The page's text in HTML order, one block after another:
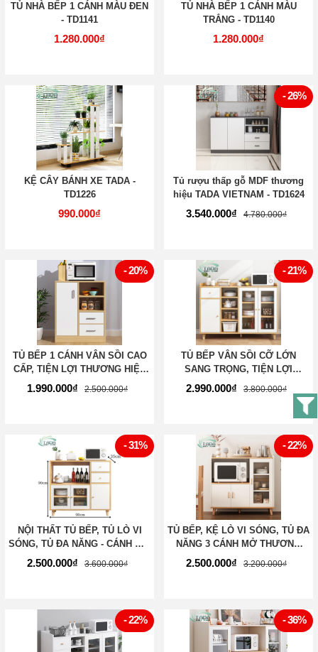
TỦ NHÀ BẾP 1 CÁNH MÀU ĐEN
- TD1141
1.280.000₫
TỦ NHÀ BẾP 1 CÁNH MÀU
TRẮNG - TD1140
1.280.000₫
KỆ CÂY BÁNH XE TADA -
TD1226
990.000₫
- 26%
Tủ rượu thấp gỗ MDF thương
hiệu TADA VIETNAM - TD1624
3.540.000₫ 4.780.000₫
- 20%
TỦ BẾP 1 CÁNH VÂN SỒI CAO
CẤP, TIỆN LỢI THƯƠNG HIỆU
TADA - TD3198
1.990.000₫ 2.500.000₫
- 21%
TỦ BẾP VÂN SỒI CỠ LỚN
SANG TRỌNG, TIỆN LỢI
THƯƠNG HIỆU TADA - TD3199
2.990.000₫ 3.800.000₫
- 31%
NỘI THẤT TỦ BẾP, TỦ LÒ VI
SÓNG, TỦ ĐA NĂNG - CÁNH MỞ
KẾT HỢP NGĂN KÉO -
2.500.000₫ 3.600.000₫
- 22%
TỦ BẾP, KỆ LÒ VI SÓNG, TỦ ĐA
NĂNG 3 CÁNH MỞ THƯƠNG
HIỆU TADA - TD3201
2.500.000₫ 3.200.000₫
- 22% - 36%